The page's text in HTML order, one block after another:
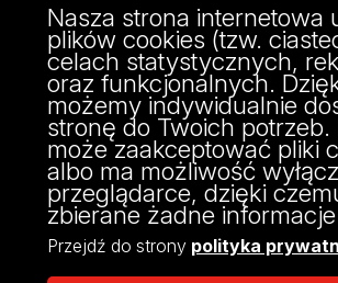
ul. Tamka 12,
91-403 Łódź
tel: 42/635 57 44, 42/635 57 43
fax: 42/635 57 44
Nasza strona internetowa
plików cookies (tzw.
celach statystycznych,
oraz funkcjonalnych.
możemy indywidualnie
stronę do Twoich potrzeb.
może zaakceptować pliki
albo ma możliwość
przeglądarce, dzięki
zbierane żadne informacje
Przejdź do strony polityka